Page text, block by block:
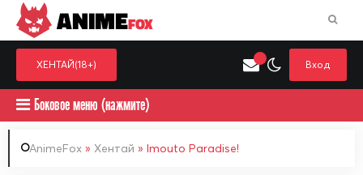
ANIMEFOX
ХЕНТАЙ(18+) Вход
Боковое меню (нажмите)
AnimeFox » Хентай » Imouto Paradise!